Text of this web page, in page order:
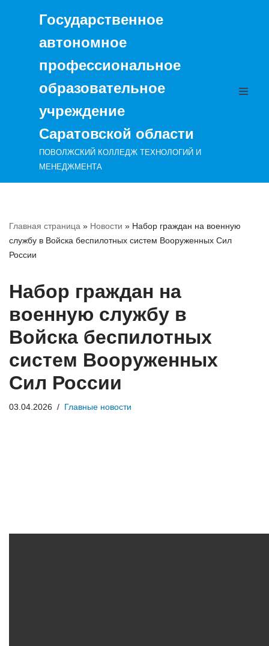
содержимому
Государственное
автономное
профессиональное
образовательное
учреждение
Саратовской области
ПОВОЛЖСКИЙ КОЛЛЕДЖ ТЕХНОЛОГИЙ И
МЕНЕДЖМЕНТА
Главная страница » Новости » Набор граждан на военную
службу в Войска беспилотных систем Вооруженных Сил
России
Набор граждан на
военную службу в
Войска беспилотных
систем Вооруженных
Сил России
03.04.2026 Главные новости